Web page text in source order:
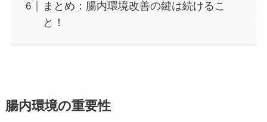
まとめ：腸内環境改善の鍵は続けるこ
と！
腸内環境の重要性